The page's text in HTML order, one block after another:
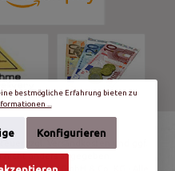
nicht anders angegeben.
Net GmbH & Co. KG - Alle
bestmögliche Erfahrung bieten zu
...
Konfigurieren